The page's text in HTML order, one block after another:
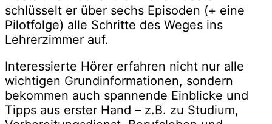
schlüsselt er über sechs Episoden (+ eine
Pilotfolge) alle Schritte des Weges ins
Lehrerzimmer auf.
Interessierte Hörer erfahren nicht nur alle
wichtigen Grundinformationen, sondern
bekommen auch spannende Einblicke und
Tipps aus erster Hand – z.B. zu Studium,